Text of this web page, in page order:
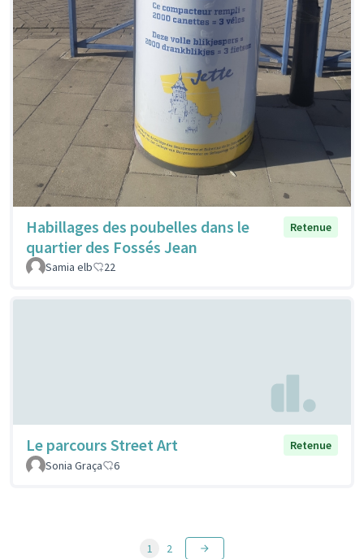
Habillages des poubelles dans le
quartier des Fossés Jean
Retenue
Samia elb 22
Le parcours Street Art
Retenue
Sonia Graça
6
1 2